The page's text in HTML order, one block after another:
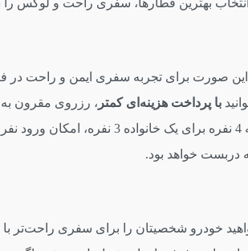
بهترین قطارها، سفری راحت و لوکس را با
این صورت برای تجربه سفری ایمن و راحت
با پرداخت هزینه‌ای کمتر
نفره یا 6 نفره را متناسب با تعداد
دربست خواهد بود.
خودرو شخصیتان را برای سفری راحت‌تر